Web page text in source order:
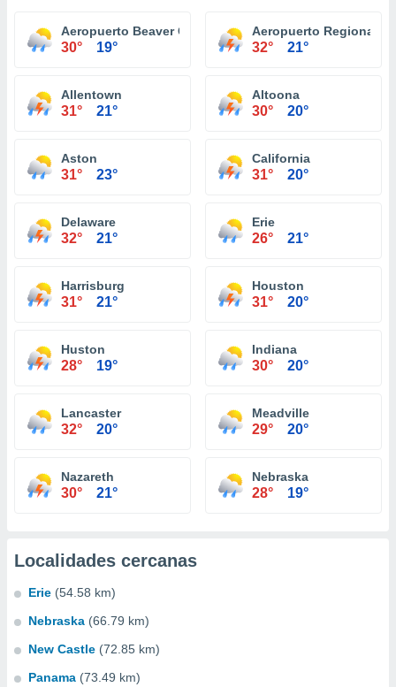
Aeropuerto Beaver County
30° 19°
Aeropuerto Regional
32° 21°
Allentown
31° 21°
Altoona
30° 20°
Aston
31° 23°
California
31° 20°
Delaware
32° 21°
Erie
26° 21°
Harrisburg
31° 21°
Houston
31° 20°
Huston
28° 19°
Indiana
30° 20°
Lancaster
32° 20°
Meadville
29° 20°
Nazareth
30° 21°
Nebraska
28° 19°
Localidades cercanas
Erie (54.58 km)
Nebraska (66.79 km)
New Castle (72.85 km)
Panama (73.49 km)